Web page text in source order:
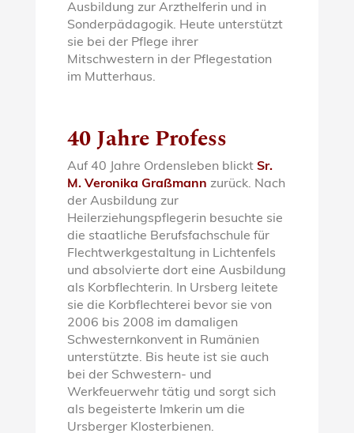
Ausbildung zur Arzthelferin und in
Sonderpädagogik. Heute unterstützt
sie bei der Pflege ihrer
Mitschwestern in der Pflegestation
im Mutterhaus.
40 Jahre Profess
Auf 40 Jahre Ordensleben blickt Sr.
M. Veronika Graßmann zurück. Nach
der Ausbildung zur
Heilerziehungspflegerin besuchte sie
die staatliche Berufsfachschule für
Flechtwerkgestaltung in Lichtenfels
und absolvierte dort eine Ausbildung
als Korbflechterin. In Ursberg leitete
sie die Korbflechterei bevor sie von
2006 bis 2008 im damaligen
Schwesternkonvent in Rumänien
unterstützte. Bis heute ist sie auch
bei der Schwestern- und
Werkfeuerwehr tätig und sorgt sich
als begeisterte Imkerin um die
Ursberger Klosterbienen.